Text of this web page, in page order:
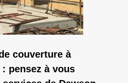
couverture à
pensez à vous